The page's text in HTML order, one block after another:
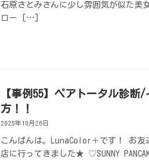
石原さとみさんに少し雰囲気が似た
ロー […]
【事例55】ペアトータル診断
方！！
2025年10月26日
こんばんは。LunaColor＋です！ お友
店に行ってきました★ ♡SUNNY